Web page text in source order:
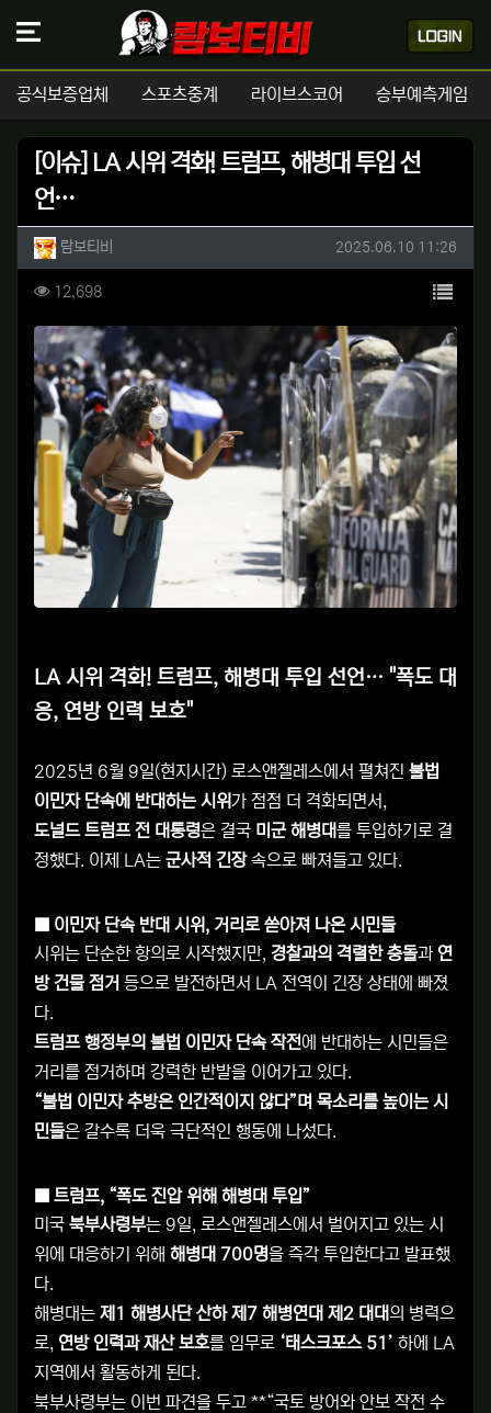
공식보증업체 스포츠중계 라이브스코어 승부예측게임
[이슈] LA 시위 격화! 트럼프, 해병대 투입 선
언…
작성자 정보
람보티비 작성일
2025.06.10 11:26
컨텐츠 정보
12,698조회 목록
본문
LA 시위 격화! 트럼프, 해병대 투입 선언… "폭도 대
응, 연방 인력 보호"
2025년 6월 9일(현지시간) 로스앤젤레스에서 펼쳐진 불법
이민자 단속에 반대하는 시위가 점점 더 격화되면서,
도널드 트럼프 전 대통령은 결국 미군 해병대를 투입하기로 결
정했다. 이제 LA는 군사적 긴장속으로 빠져들고 있다.
■ 이민자 단속 반대 시위, 거리로 쏟아져 나온 시민들
시위는 단순한 항의로 시작했지만, 경찰과의 격렬한 충돌과 연
방 건물 점거 등으로 발전하면서 LA 전역이 긴장 상태에 빠졌
다.
트럼프 행정부의 불법 이민자 단속 작전에 반대하는 시민들은
거리를 점거하며 강력한 반발을 이어가고 있다.
“불법 이민자 추방은 인간적이지 않다”며 목소리를 높이는 시
민들은 갈수록 더욱 극단적인 행동에 나섰다.
■ 트럼프, “폭도 진압 위해 해병대 투입”
미국 북부사령부는 9일, 로스앤젤레스에서 벌어지고 있는 시
위에 대응하기 위해 해병대 700명을 즉각 투입한다고 발표했
다.
해병대는 제1 해병사단 산하 제7 해병연대 제2 대대의 병력으
로, 연방 인력과 재산 보호를 임무로 ‘태스크포스 51’ 하에 LA
지역에서 활동하게 된다.
북부사령부는 이번 파견을 두고 **“국토 방어와 안보 작전 수